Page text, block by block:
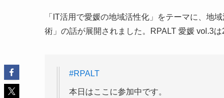
「IT活用で愛媛の地域活性化」をテーマに、地
術」の話が展開されました。RPALT 愛媛 vol.3
#RPALT
本日はここに参加中です。